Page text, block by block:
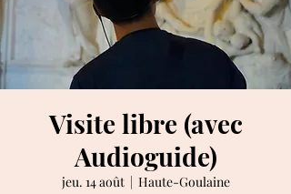
Visite libre (avec
Audioguide)
jeu. 14 août
  |
Haute-Goulaine